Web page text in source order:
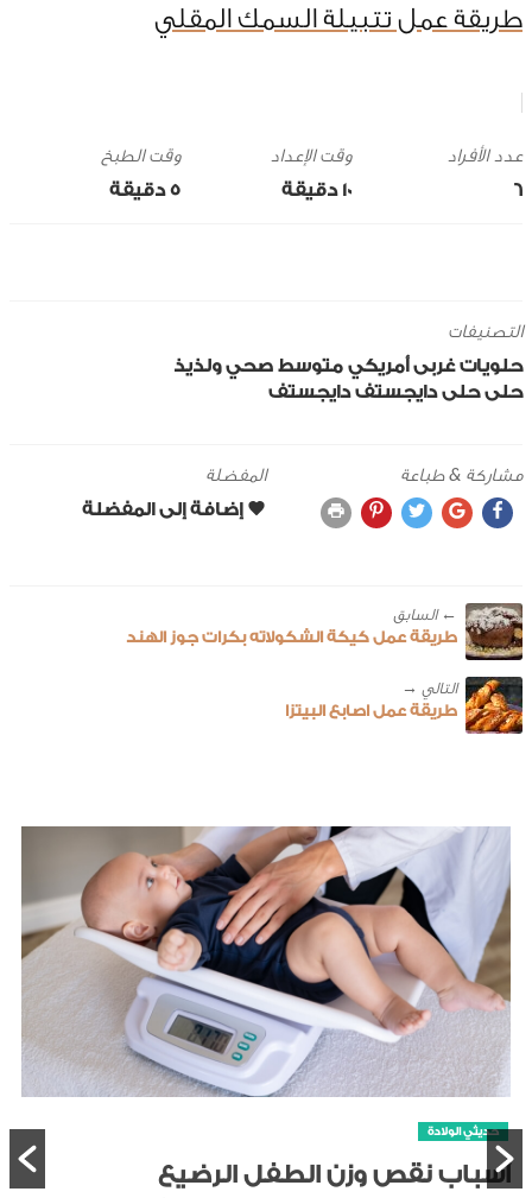
طريقة عمل تتبيلة السمك المقلي
6
وقت الإعداد
10 ‎دقيقة
وقت الطبخ
5 ‎دقيقة
التصنيفات
حلويات غربى أمريكي متوسط صحي ولذيذ
حلى حلى دايجستف دايجستف
مشاركة & طباعة المفضلة
← ‎السابق
طريقة عمل كيكة الشكولاته بكرات جوز الهند
طريقة عمل اصابع البيتزا
حديثي الولادة
أسباب نقص وزن الطفل الرضيع